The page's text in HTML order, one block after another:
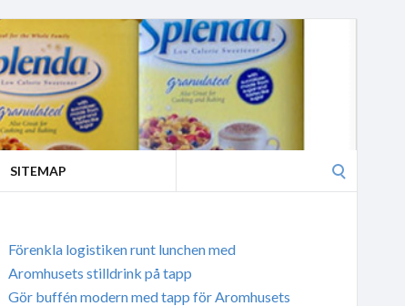
SITEMAP
Förenkla logistiken runt lunchen med
Aromhusets stilldrink på tapp
Gör buffén modern med tapp för Aromhusets